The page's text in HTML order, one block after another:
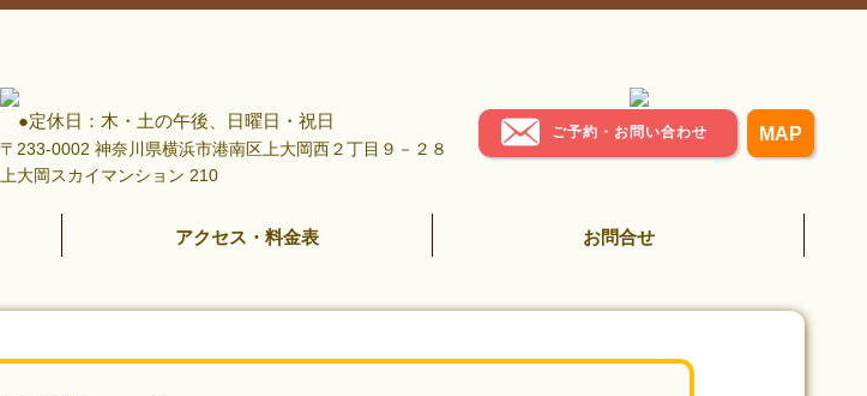
●定休日：木・土の午後、日曜日・祝日
〒233-0002 神奈川県横浜市港南区上大岡西２丁目９－２８
上大岡スカイマンション 210
ご予約・お問い合わせ MAP
アクセス・料金表 お問合せ